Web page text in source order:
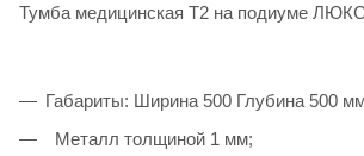
Тумба медицинская Т2 на подиуме
Габариты: Ширина 500 Глубина 500
Металл толщиной 1 мм;